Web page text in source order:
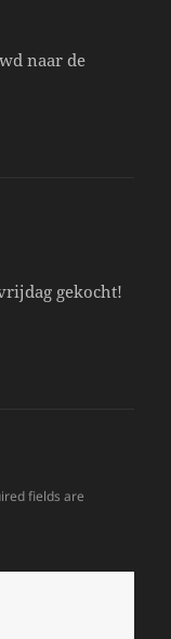
naar de
gekocht!
fields are